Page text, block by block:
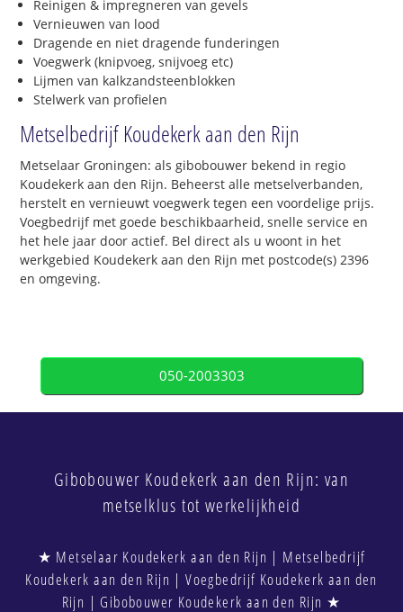
Reinigen & impregneren van gevels
Vernieuwen van lood
Dragende en niet dragende funderingen
Voegwerk (knipvoeg, snijvoeg etc)
Lijmen van kalkzandsteenblokken
Stelwerk van profielen
Metselbedrijf Koudekerk aan den Rijn
Metselaar Groningen: als gibobouwer bekend in regio
Koudekerk aan den Rijn. Beheerst alle metselverbanden,
herstelt en vernieuwt voegwerk tegen een voordelige prijs.
Voegbedrijf met goede beschikbaarheid, snelle service en
het hele jaar door actief. Bel direct als u woont in het
werkgebied Koudekerk aan den Rijn met postcode(s) 2396
en omgeving.
050-2003303
Gibobouwer Koudekerk aan den Rijn: van
metselklus tot werkelijkheid
★ Metselaar Koudekerk aan den Rijn | Metselbedrijf
Koudekerk aan den Rijn | Voegbedrijf Koudekerk aan den
Rijn | Gibobouwer Koudekerk aan den Rijn ★